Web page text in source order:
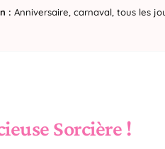
: Anniversaire, carnaval, tous les
Sorcière !